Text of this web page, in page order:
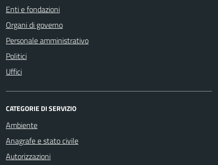
Enti e fondazioni
Organi di governo
Personale amministrativo
Politici
Uffici
CATEGORIE DI SERVIZIO
Ambiente
Anagrafe e stato civile
Autorizzazioni